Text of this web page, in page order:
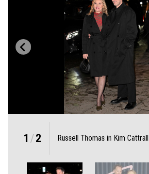
1 /2 Russell Thomas in Kim Cattrall